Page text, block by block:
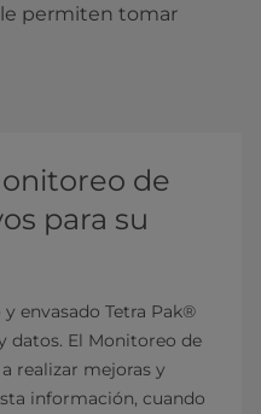
permiten tomar
de
para su
envasado Tetra Pak®
datos. El Monitoreo de
realizar mejoras y
información, cuando